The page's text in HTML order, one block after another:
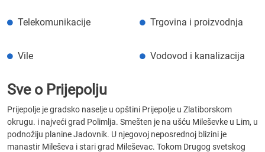
Telekomunikacije Trgovina i proizvodnja
Vile Vodovod i kanalizacija
Sve o Prijepolju
Prijepolje je gradsko naselje u opštini Prijepolje u Zlatiborskom
okrugu. i najveći grad Polimlja. Smešten je na ušću Mileševke u Lim, u
podnožiju planine Jadovnik. U njegovoj neposrednoj blizini je
manastir Mileševa i stari grad Mileševac. Tokom Drugog svetskog